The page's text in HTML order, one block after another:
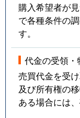
購入希望者が
で各種条件の
す。
代金の受領・
売買代金を受
及び所有権の
ある場合には